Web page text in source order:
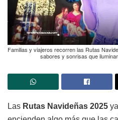
Familias y viajeros recorren las Rutas
sabores y sonrisas que
Las Rutas Navideñas 2025